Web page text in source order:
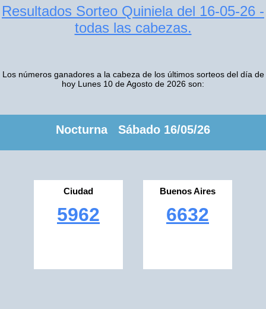
Resultados Sorteo Quiniela del 16-05-26 -
todas las cabezas.
Los números ganadores a la cabeza de los últimos sorteos del día de
hoy Lunes 10 de Agosto de 2026 son:
Nocturna Sábado 16/05/26
Ciudad
5962
Buenos Aires
6632